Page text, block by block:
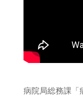
病院局総務課「